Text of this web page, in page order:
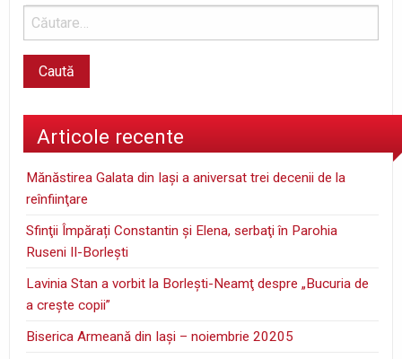
Articole recente
Mănăstirea Galata din Iaşi a aniversat trei decenii de la
reînfiinţare
Sfinţii Împărați Constantin și Elena, serbaţi în Parohia
Ruseni II-Borleşti
Lavinia Stan a vorbit la Borleşti-Neamţ despre „Bucuria de
a creşte copii”
Biserica Armeană din Iași – noiembrie 20205